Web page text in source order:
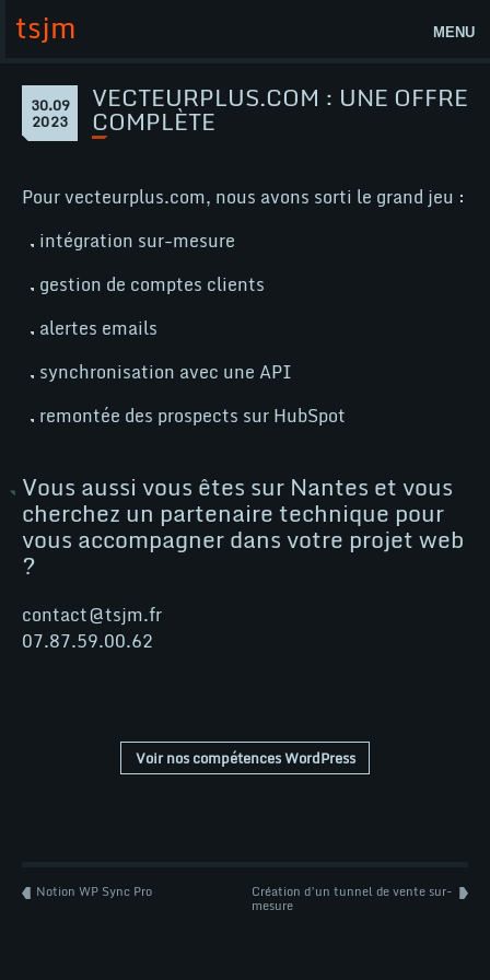
au
contenu
tsjm MENU
Accueil
Actualités
tsjm
Contact
Nos compétences
WooCommerce
Page
vecteurplus.com
:
complète
30.09
2023
30
septembre
VECTEURPLUS.COM : UNE OFFRE
COMPLÈTE
Pour vecteurplus.com, nous avons sorti le grand jeu :
intégration sur-mesure
gestion de comptes clients
alertes emails
synchronisation avec une API
remontée des prospects sur HubSpot
Vous aussi vous êtes sur Nantes et vous
cherchez un partenaire technique pour
vous accompagner dans votre projet web
?
contact@tsjm.fr
07.87.59.00.62
Voir nos compétences WordPress
Notion WP Sync Pro Création d’un tunnel de vente sur-
mesure
tsjm @